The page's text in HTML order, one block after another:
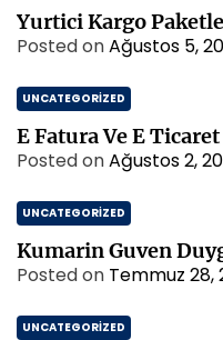
Yurtici Kargo
Posted onAğustos 5,
UNCATEGORIZED
E Fatura Ve E
Posted onAğustos 2,
UNCATEGORIZED
Kumarin Guven
Posted on Temmuz 28,
UNCATEGORIZED